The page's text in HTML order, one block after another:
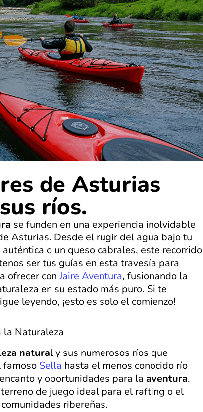
de Asturias
ríos.
se funden en una experiencia inolvidable
Asturias. Desde el rugir del agua bajo tu
o un queso cabrales, este recorrido
ser tus guías en esta travesía para
ofrecer conJaire Aventura, fusionando la
en su estado más puro. Si te
leyendo, ¡esto es solo el comienzo!
la Naturaleza
naturaly sus numerosos ríos que
famoso Sella hasta el menos conocido río
y oportunidades para la aventura.
de juego ideal para el rafting o el
ribereñas.